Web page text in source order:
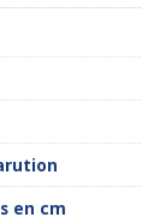
en cm